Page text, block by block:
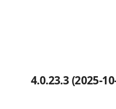
4.0.23.3 (2025-